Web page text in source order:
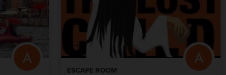
ESCAPE ROOM